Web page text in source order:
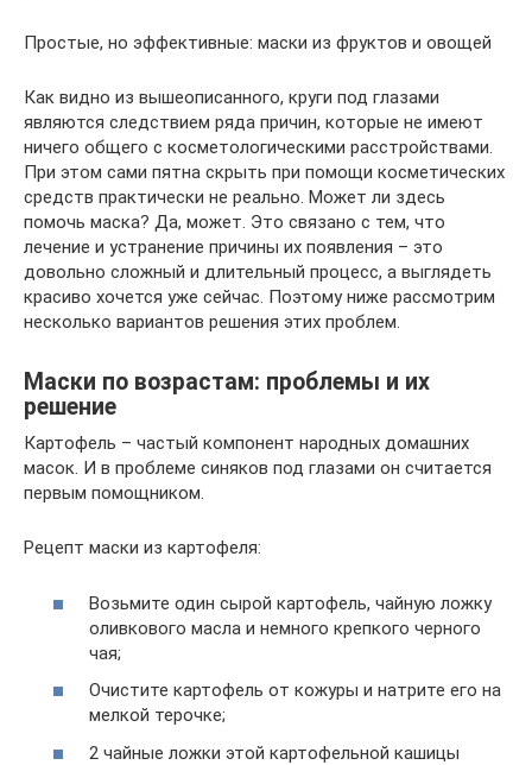
Простые, но эффективные: маски из фруктов и овощей
Как видно из вышеописанного, круги под глазами
являются следствием ряда причин, которые не имеют
ничего общего с косметологическими расстройствами.
При этом сами пятна скрыть при помощи косметических
средств практически не реально. Может ли здесь
помочь маска? Да, может. Это связано с тем, что
лечение и устранение причины их появления – это
довольно сложный и длительный процесс, а выглядеть
красиво хочется уже сейчас. Поэтому ниже рассмотрим
несколько вариантов решения этих проблем.
Маски по возрастам: проблемы и их
решение
Картофель – частый компонент народных домашних
масок. И в проблеме синяков под глазами он считается
первым помощником.
Рецепт маски из картофеля:
Возьмите один сырой картофель, чайную ложку
оливкового масла и немного крепкого черного
чая;
Очистите картофель от кожуры и натрите его на
мелкой терочке;
2 чайные ложки этой картофельной кашицы